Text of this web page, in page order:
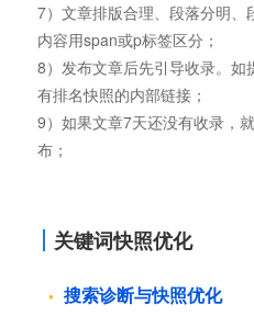
7）文章排版合理、段落分明、
内容用span或p标签区分；
8）发布文章后先引导收录。如
有排名快照的内部链接；
9）如果文章7天还没有收录，
布；
关键词快照优化
搜索诊断与快照优化